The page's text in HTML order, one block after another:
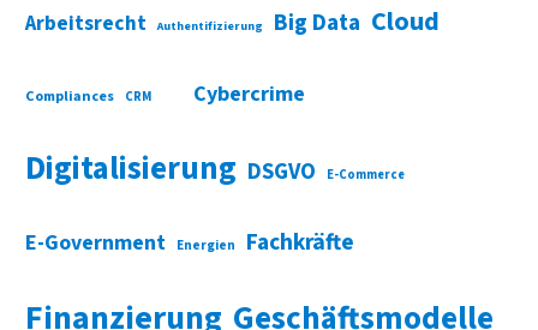
Arbeitsrecht Authentifizierung Big Data Cloud
Compliances CRM Cybercrime
Digitalisierung DSGVO E-Commerce
E-Government Energien Fachkräfte
Finanzierung Geschäftsmodelle